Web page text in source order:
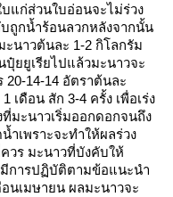
บแก่ส่วนใบอ่อนจะไม่ร่วง
ถูกน้ำร้อนลวกหลังจากนั้น
นาวต้นละ 1-2 กิโลกรัม
ยยูเรียไปแล้วมะนาวจะ
20-14-14 อัตราต้นละ
เดือน สัก 3-4 ครั้ง เพื่อเร่ง
มะนาวเริ่มออกดอกจนถึง
ำเพราะจะทำให้ผลร่วง
วร มะนาวที่บังคับให้
การปฏิบัติตามข้อแนะนำ
นเมษายน ผลมะนาวจะ